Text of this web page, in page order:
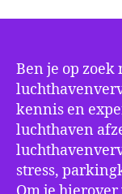
Ben je op
kennis en
luchthaven
stress,